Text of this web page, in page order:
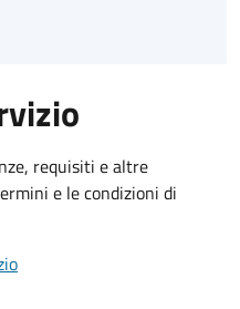
requisiti e altre
e le condizioni di